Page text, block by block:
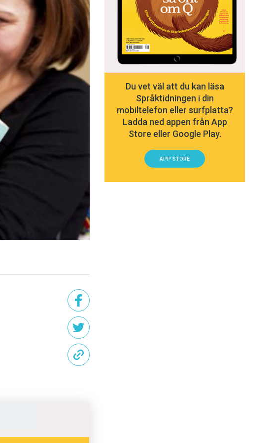
Du vet väl att du kan läsa
Språktidningen i din
mobiltelefon eller surfplatta?
Ladda ned appen från App
Store eller Google Play.
APP STORE